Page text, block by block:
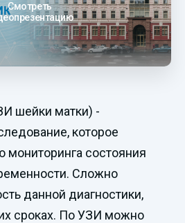
Смотреть
шейки матки) -
которое
мониторинга состояния
Сложно
данной диагностики,
сроках. По УЗИ можно